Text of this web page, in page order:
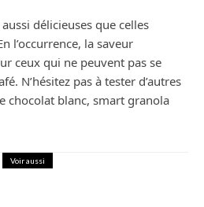
délicieuses que celles
l’occurrence, la saveur
ceux qui ne peuvent pas se
N’hésitez pas à tester d’autres
chocolat blanc, smart granola
Voir aussi